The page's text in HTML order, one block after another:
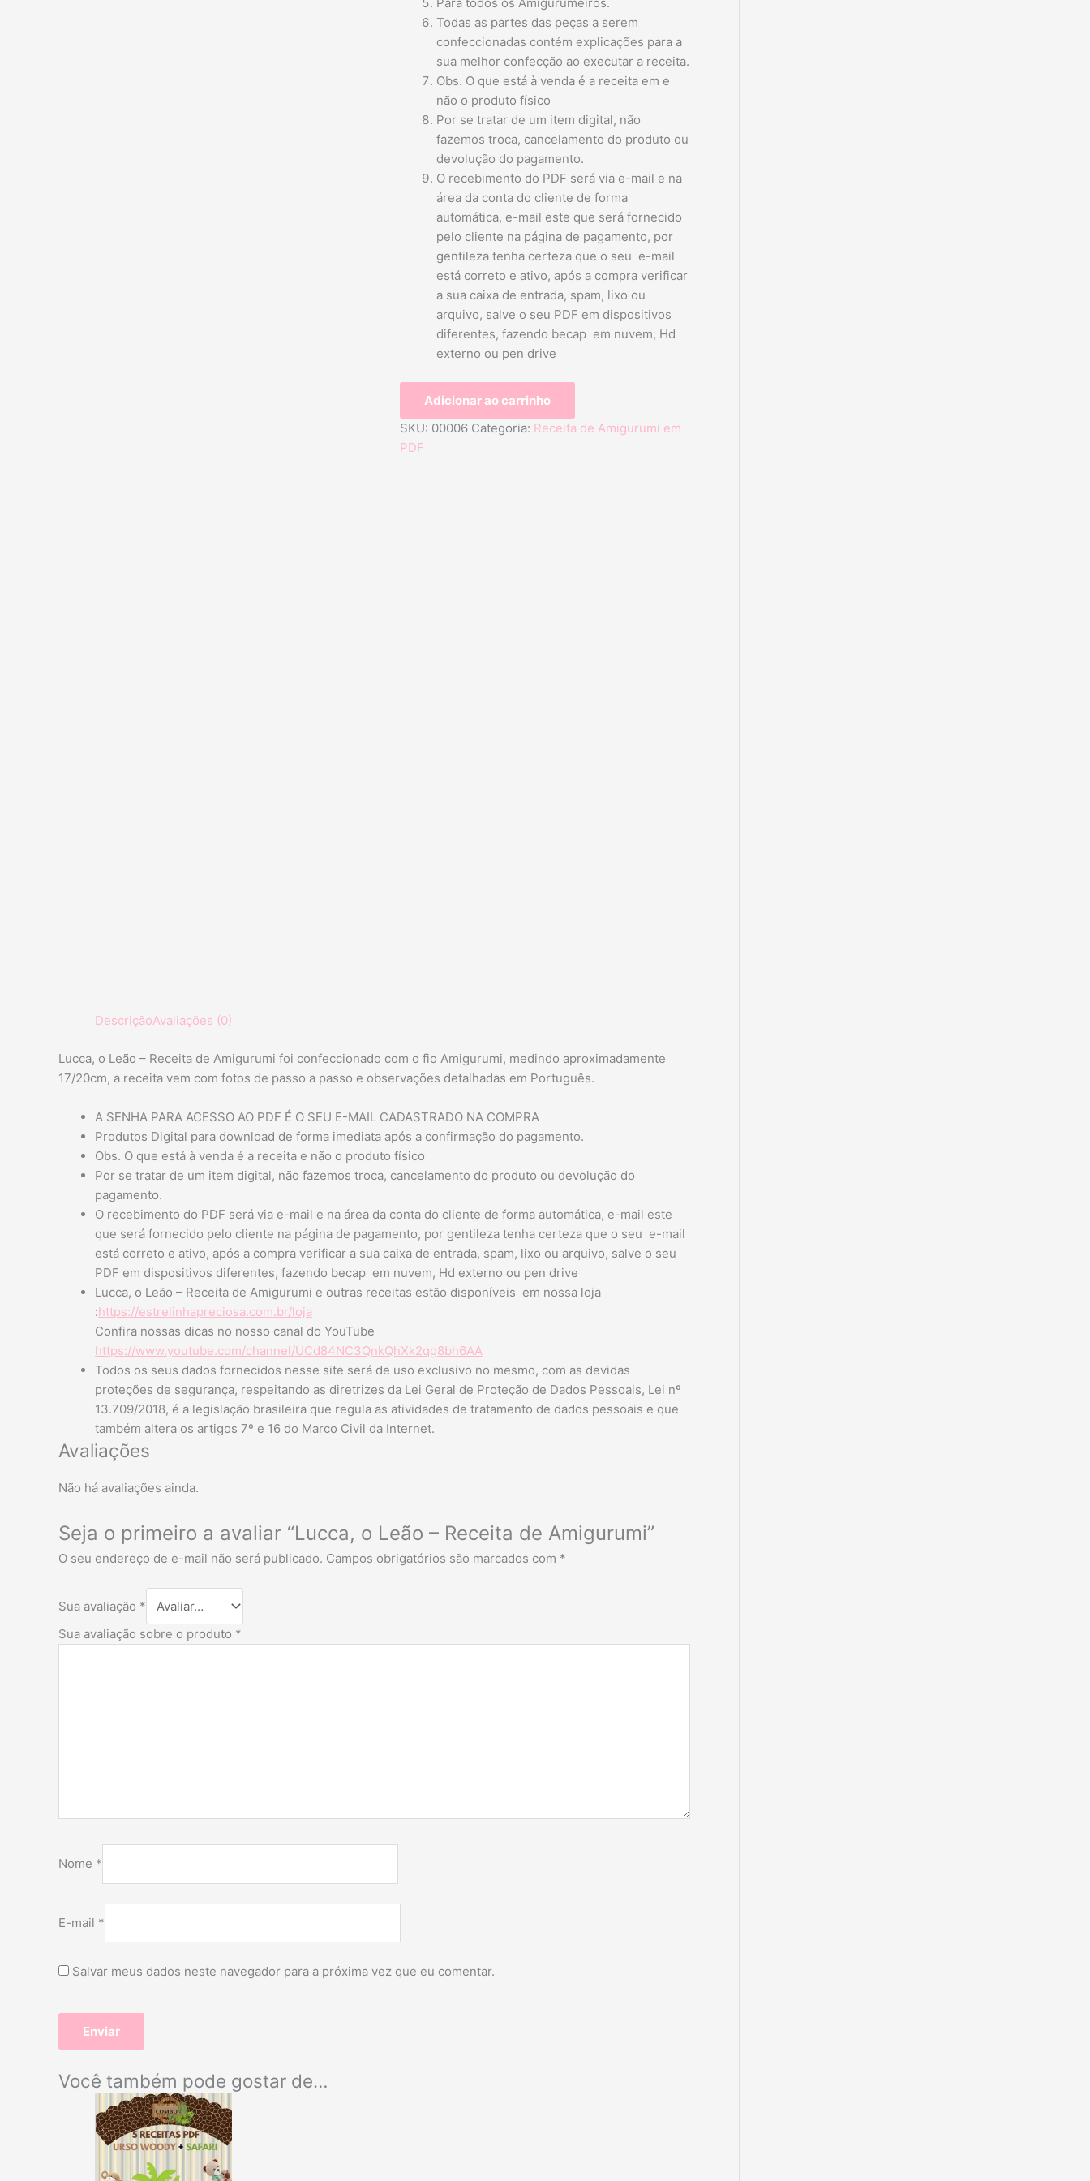
Para todos os Amigurumeiros.
Todas as partes das peças a serem
confeccionadas contém explicações para a
sua melhor confecção ao executar a receita.
Obs. O que está à venda é a receita em e
não o produto físico
Por se tratar de um item digital, não
fazemos troca, cancelamento do produto ou
devolução do pagamento.
O recebimento do PDF será via e-mail e na
área da conta do cliente de forma
automática, e-mail este que será fornecido
pelo cliente na página de pagamento, por
gentileza tenha certeza que o seu e-mail
está correto e ativo, após a compra verificar
a sua caixa de entrada, spam, lixo ou
arquivo, salve o seu PDF em dispositivos
diferentes, fazendo becap em nuvem, Hd
externo ou pen drive
Adicionar ao carrinho
SKU: 00006 Categoria: Receita de Amigurumi em
PDF
DescriçãoAvaliações (0)
Lucca, o Leão – Receita de Amigurumi foi confeccionado com o fio Amigurumi, medindo aproximadamente
17/20cm, a receita vem com fotos de passo a passo e observações detalhadas em Português.
A SENHA PARA ACESSO AO PDF É O SEU E-MAIL CADASTRADO NA COMPRA
Produtos Digital para download de forma imediata após a confirmação do pagamento.
Obs. O que está à venda é a receita e não o produto físico
Por se tratar de um item digital, não fazemos troca, cancelamento do produto ou devolução do
pagamento.
O recebimento do PDF será via e-mail e na área da conta do cliente de forma automática, e-mail este
que será fornecido pelo cliente na página de pagamento, por gentileza tenha certeza que o seu e-mail
está correto e ativo, após a compra verificar a sua caixa de entrada, spam, lixo ou arquivo, salve o seu
PDF em dispositivos diferentes, fazendo becap em nuvem, Hd externo ou pen drive
Lucca, o Leão – Receita de Amigurumi e outras receitas estão disponíveis em nossa loja
:https://estrelinhapreciosa.com.br/loja
Confira nossas dicas no nosso canal do YouTube
https://www.youtube.com/channel/UCd84NC3QnkQhXk2qg8bh6AA
Todos os seus dados fornecidos nesse site será de uso exclusivo no mesmo, com as devidas
proteções de segurança, respeitando as diretrizes da Lei Geral de Proteção de Dados Pessoais, Lei nº
13.709/2018, é a legislação brasileira que regula as atividades de tratamento de dados pessoais e que
também altera os artigos 7º e 16 do Marco Civil da Internet.
Avaliações
Não há avaliações ainda.
Seja o primeiro a avaliar “Lucca, o Leão – Receita de Amigurumi”
O seu endereço de e-mail não será publicado. Campos obrigatórios são marcados com *
Sua avaliação *
Sua avaliação sobre o produto *
Nome *
E-mail *
Salvar meus dados neste navegador para a próxima vez que eu comentar.
Você também pode gostar de…